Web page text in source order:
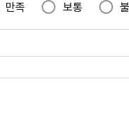
만족 보통